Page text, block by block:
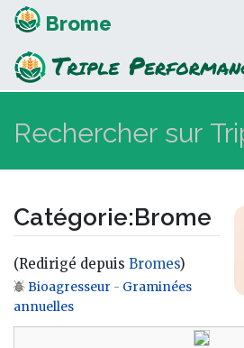
Brome
Catégorie:Brome
(Redirigé depuis Bromes)
Aller à :navigation,rechercher
Bioagresseur - Graminées
annuelles